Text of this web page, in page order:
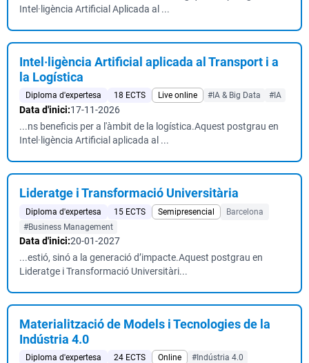
Intel·ligència Artificial Aplicada al ...
Intel·ligència Artificial aplicada al Transport i a
la Logística
Diploma d'expertesa 18 ECTS Live online #IA & Big Data #IA
Data d'inici:17-11-2026
...ns beneficis per a l'àmbit de la logística.Aquest postgrau en
Intel·ligència Artificial aplicada al ...
Lideratge i Transformació Universitària
Diploma d'expertesa 15 ECTS Semipresencial
Barcelona
#Business Management
Data d'inici:20-01-2027
...estió, sinó a la generació d’impacte.Aquest postgrau en
Lideratge i Transformació Universitàri...
Materialització de Models i Tecnologies de la
Indústria 4.0
Diploma d'expertesa 24 ECTS Online #Indústria 4.0